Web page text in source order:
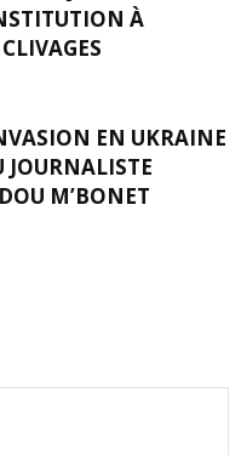
À
EN UKRAINE
JOURNALISTE
M’BONET